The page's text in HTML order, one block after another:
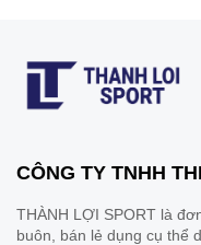
CÔNG TY TNHH
THÀNH LỢI SPORT là
buôn, bán lẻ dụng cụ thể